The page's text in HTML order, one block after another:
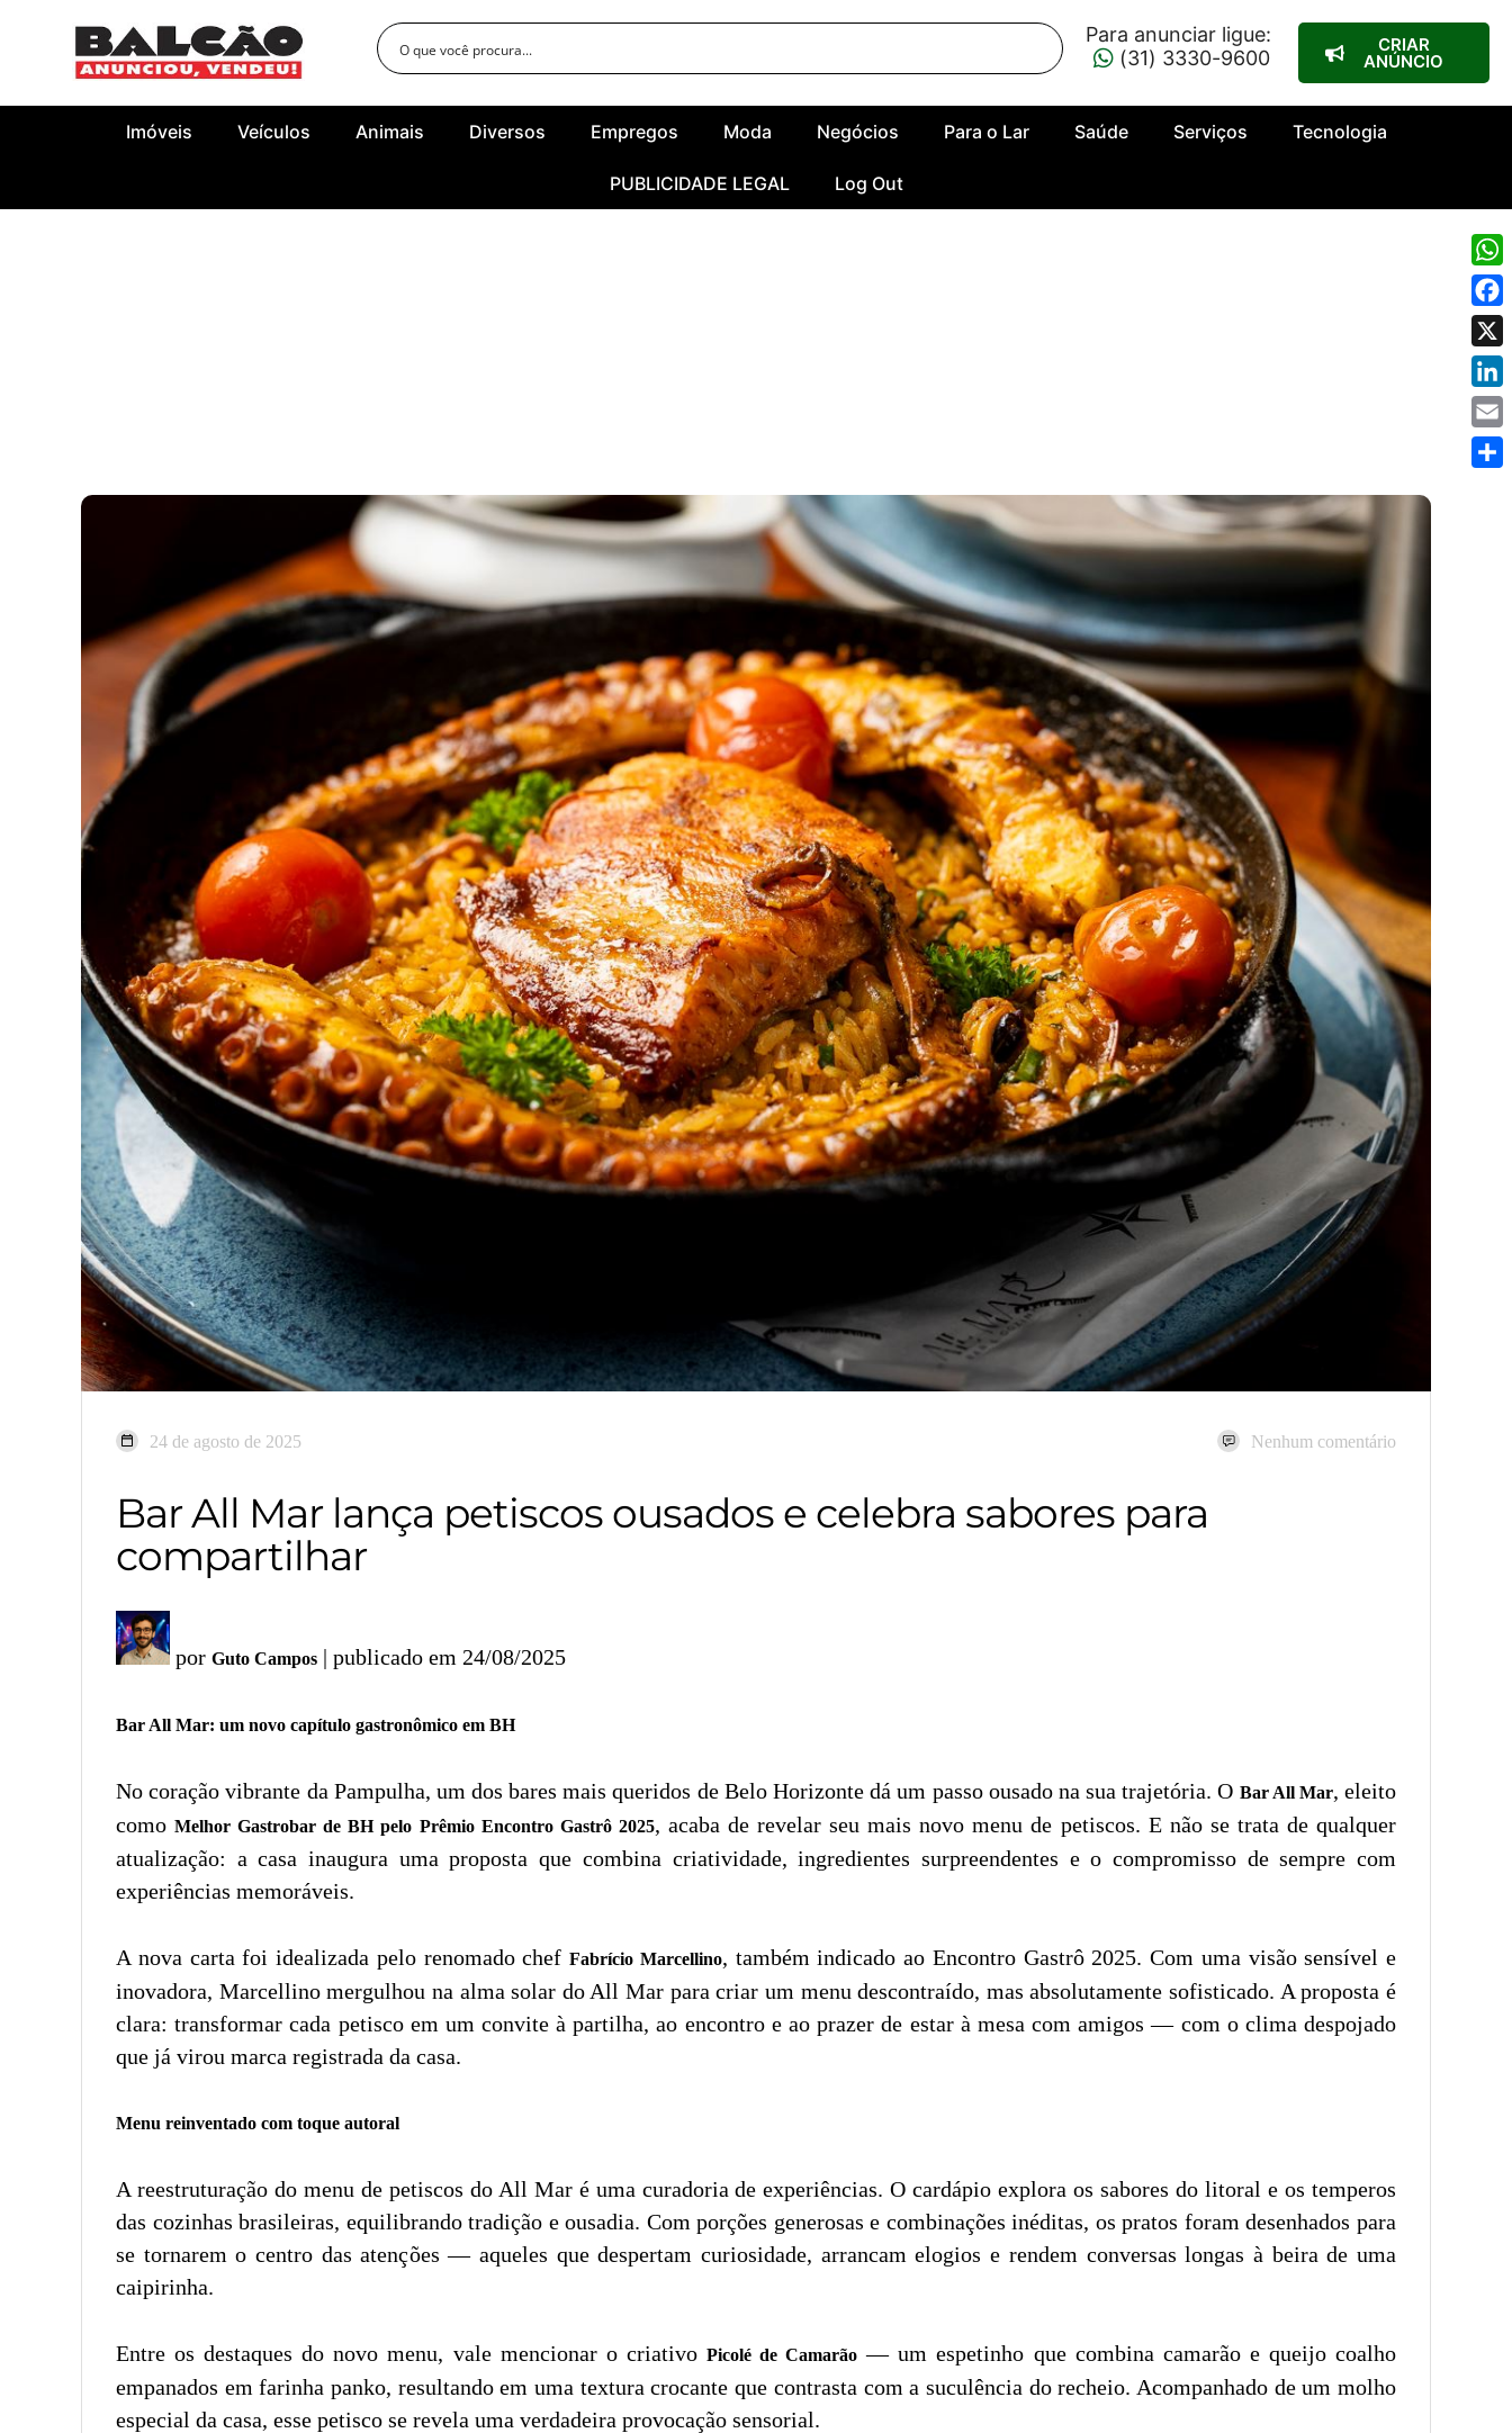
Para anunciar ligue:
(31) 3330-9600
CRIAR
ANÚNCIO
Imóveis Veículos Animais Diversos Empregos Moda Negócios Para o Lar Saúde Serviços Tecnologia
PUBLICIDADE LEGAL Log Out
24 de agosto de 2025 Nenhum comentário
Bar All Mar lança petiscos ousados e celebra sabores para
compartilhar
por Guto Campos | publicado em 24/08/2025
Bar All Mar: um novo capítulo gastronômico em BH
No coração vibrante da Pampulha, um dos bares mais queridos de Belo Horizonte dá um passo ousado na sua trajetória. O Bar All Mar, eleito
comoMelhor Gastrobar de BH pelo Prêmio Encontro Gastrô 2025, acaba de revelar seu mais novo menu de petiscos. E não se trata de qualquer
atualização: a casa inaugura uma proposta que combina criatividade, ingredientes surpreendentes e o compromisso de sempre com
experiências memoráveis.
A nova carta foi idealizada pelo renomado chef Fabrício Marcellino, também indicado ao Encontro Gastrô 2025. Com uma visão sensível e
inovadora, Marcellino mergulhou na alma solar do All Mar para criar um menu descontraído, mas absolutamente sofisticado. A proposta é
clara: transformar cada petisco em um convite à partilha, ao encontro e ao prazer de estar à mesa com amigos — com o clima despojado
que já virou marca registrada da casa.
Menu reinventado com toque autoral
A reestruturação do menu de petiscos do All Mar é uma curadoria de experiências. O cardápio explora os sabores do litoral e os temperos
das cozinhas brasileiras, equilibrando tradição e ousadia. Com porções generosas e combinações inéditas, os pratos foram desenhados para
se tornarem o centro das atenções — aqueles que despertam curiosidade, arrancam elogios e rendem conversas longas à beira de uma
caipirinha.
Entre os destaques do novo menu, vale mencionar o criativo Picolé de Camarão — um espetinho que combina camarão e queijo coalho
empanados em farinha panko, resultando em uma textura crocante que contrasta com a suculência do recheio. Acompanhado de um molho
especial da casa, esse petisco se revela uma verdadeira provocação sensorial.
X